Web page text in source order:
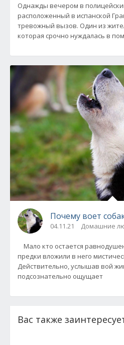
Однажды вечером в
расположенный в испанской
тревожный вызов. Один из
которая срочно нуждалась в
Почему воет
04.11.21 Домашние
Мало кто остается
предки вложили в него
Действительно, услышав вой
подсознательно ощущает
Вас также